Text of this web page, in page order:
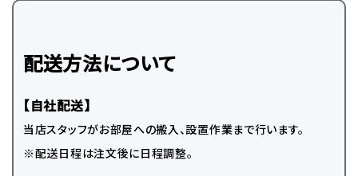
配送方法について
【自社配送】
当店スタッフがお部屋への搬入、設置作業まで行います。
※配送日程は注文後に日程調整。